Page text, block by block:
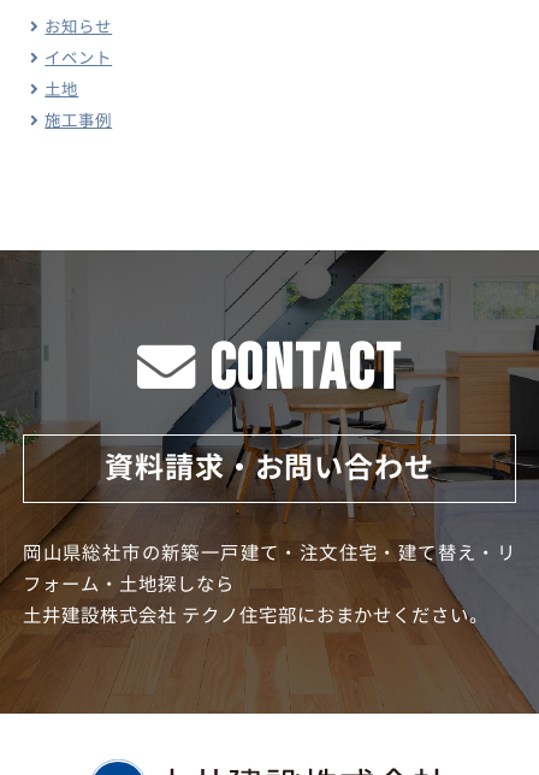
お知らせ
イベント
土地
施工事例
CONTACT
資料請求・お問い合わせ
岡山県総社市の新築一戸建て・注文住宅・建て替え・リ
フォーム・土地探しなら
土井建設株式会社 テクノ住宅部におまかせください。